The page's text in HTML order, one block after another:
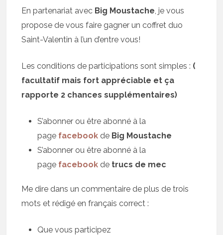
En partenariat avec Big Moustache, je vous
propose de vous faire gagner un coffret duo
Saint-Valentin à l’un d’entre vous!
Les conditions de participations sont simples : (
facultatif mais fort appréciable et ça
rapporte 2 chances supplémentaires)
S’abonner ou être abonné à la
page facebook de Big Moustache
S’abonner ou être abonné à la
page facebook de trucs de mec
Me dire dans un commentaire de plus de trois
mots et rédigé en français correct :
Que vous participez